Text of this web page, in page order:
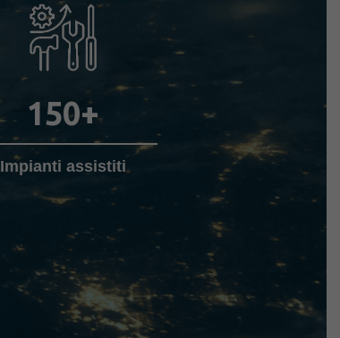
150+
Impianti assistiti